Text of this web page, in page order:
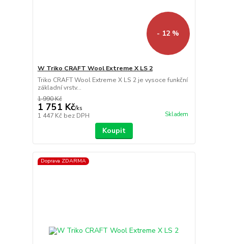
- 12 %
W Triko CRAFT Wool Extreme X LS 2
Triko CRAFT Wool Extreme X LS 2 je vysoce funkční
základní vrstv...
1 990 Kč
1 751 Kč/ks
1 447 Kč bez DPH Skladem
Koupit
Doprava ZDARMA